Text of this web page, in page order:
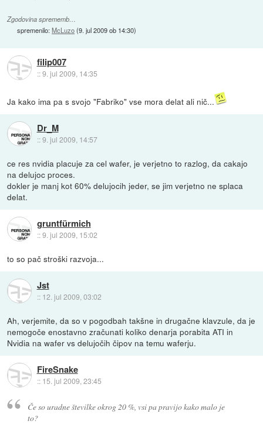
Zgodovina sprememb…
spremenilo:McLuzo(9. jul 2009 ob 14:30)
filip007
::9. jul 2009, 14:35
Ja kako ima pa s svojo "Fabriko" vse mora delat ali nič...
Dr_M
::9. jul 2009, 14:57
ce res nvidia placuje za cel wafer, je verjetno to razlog, da cakajo
na delujoc proces.
dokler je manj kot 60% delujocih jeder, se jim verjetno ne splaca
delat.
gruntfürmich
::9. jul 2009, 15:02
to so pač stroški razvoja...
Jst
:: 12. jul 2009, 03:02
Ah, verjemite, da so v pogodbah takšne in drugačne klavzule, da je
nemogoče enostavno zračunati koliko denarja porabita ATI in
Nvidia na wafer vs delujočih čipov na temu waferju.
FireSnake
:: 15. jul 2009, 23:45
Če so uradne številke okrog 20 %, vsi pa pravijo kako malo je
to?